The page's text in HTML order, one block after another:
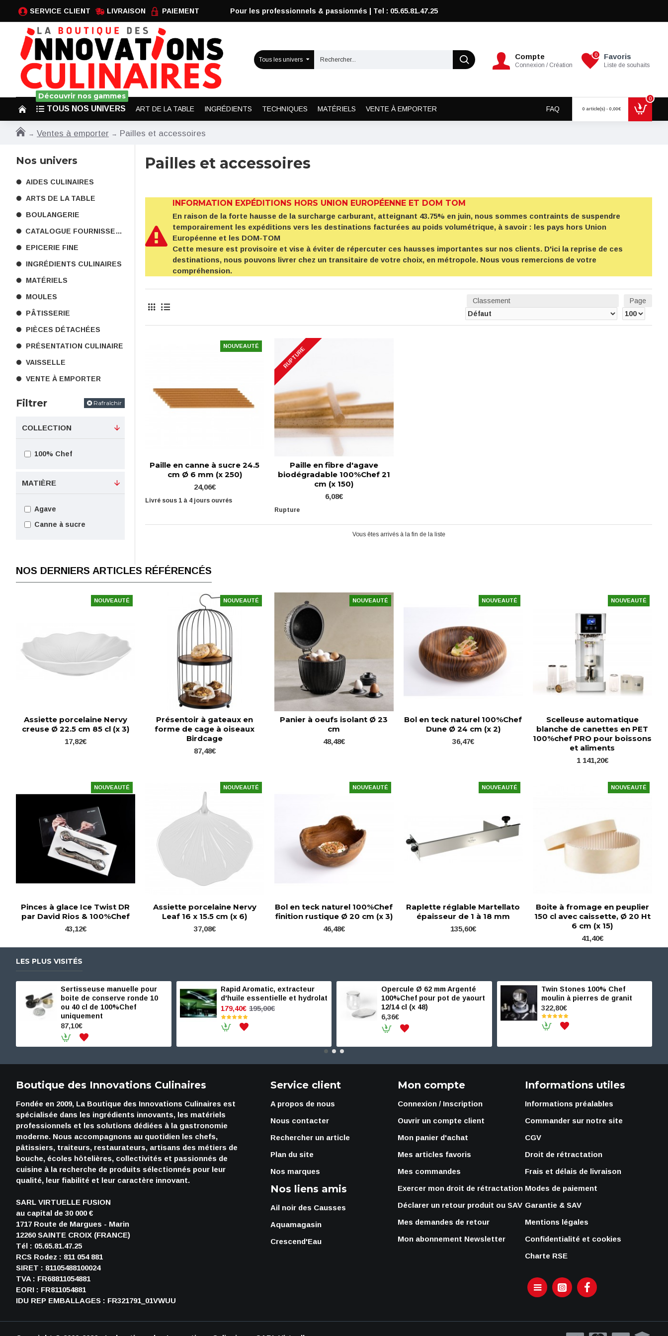
SERVICE CLIENT LIVRAISON PAIEMENT Pour les professionnels & passionnés | Tel : 05.65.81.47.25
Tous les univers Compte
Connexion / Création
Favoris
Liste de souhaits
0
TOUS NOS UNIVERS
Découvrir nos gammes
ART DE LA TABLE INGRÉDIENTS TECHNIQUES MATÉRIELS VENTE À EMPORTER FAQ 0 article(s) - 0,00€
0
Ventes à emporter Pailles et accessoires
Nos univers
AIDES CULINAIRES
ARTS DE LA TABLE
BOULANGERIE
CATALOGUE FOURNISSEURS
EPICERIE FINE
INGRÉDIENTS CULINAIRES
MATÉRIELS
MOULES
PÂTISSERIE
PIÈCES DÉTACHÉES
PRÉSENTATION CULINAIRE
VAISSELLE
VENTE À EMPORTER
Filtrer Rafraîchir
COLLECTION
100% Chef
MATIÈRE
Agave
Canne à sucre
Pailles et accessoires
INFORMATION EXPÉDITIONS HORS UNION EUROPÉENNE ET DOM TOM
En raison de la forte hausse de la surcharge carburant, atteignant 43.75% en juin, nous sommes contraints de suspendre
temporairement les expéditions vers les destinations facturées au poids volumétrique, à savoir : les pays hors Union
Européenne et les DOM-TOM
Cette mesure est provisoire et vise à éviter de répercuter ces hausses importantes sur nos clients. D'ici la reprise de ces
destinations, nous pouvons livrer chez un transitaire de votre choix, en métropole. Nous vous remercions de votre
compréhension.
Classement Page
NOUVEAUTÉ
Paille en canne à sucre 24.5
cm Ø 6 mm (x 250)
24,06€
Livré sous 1 à 4 jours ouvrés
RUPTURE
Paille en fibre d'agave
biodégradable 100%Chef 21
cm (x 150)
6,08€
Rupture
Vous êtes arrivés à la fin de la liste
NOS DERNIERS ARTICLES RÉFÉRENCÉS
NOUVEAUTÉ
Assiette porcelaine Nervy
creuse Ø 22.5 cm 85 cl (x 3)
17,82€
NOUVEAUTÉ
Présentoir à gateaux en
forme de cage à oiseaux
Birdcage
87,48€
NOUVEAUTÉ
Panier à oeufs isolant Ø 23
cm
48,48€
NOUVEAUTÉ
Bol en teck naturel 100%Chef
Dune Ø 24 cm (x 2)
36,47€
NOUVEAUTÉ
Scelleuse automatique
blanche de canettes en PET
100%chef PRO pour boissons
et aliments
1 141,20€
NOUVEAUTÉ
Pinces à glace Ice Twist DR
par David Rios & 100%Chef
43,12€
NOUVEAUTÉ
Assiette porcelaine Nervy
Leaf 16 x 15.5 cm (x 6)
37,08€
NOUVEAUTÉ
Bol en teck naturel 100%Chef
finition rustique Ø 20 cm (x 3)
46,48€
NOUVEAUTÉ
Raplette réglable Martellato
épaisseur de 1 à 18 mm
135,60€
NOUVEAUTÉ
Boite à fromage en peuplier
150 cl avec caissette, Ø 20 Ht
6 cm (x 15)
41,40€
LES PLUS VISITÉS
Sertisseuse manuelle pour
boite de conserve ronde 10
ou 40 cl de 100%Chef
uniquement
87,10€
Rapid Aromatic, extracteur
d'huile essentielle et hydrolat
179,40€ 195,00€
Opercule Ø 62 mm Argenté
100%Chef pour pot de yaourt
12/14 cl (x 48)
6,36€
Twin Stones 100% Chef
moulin à pierres de granit
322,80€
Boutique des Innovations Culinaires
Fondée en 2009, La Boutique des Innovations Culinaires est
spécialisée dans les ingrédients innovants, les matériels
professionnels et les solutions dédiées à la gastronomie
moderne. Nous accompagnons au quotidien les chefs,
pâtissiers, traiteurs, restaurateurs, artisans des métiers de
bouche, écoles hôtelières, collectivités et passionnés de
cuisine à la recherche de produits sélectionnés pour leur
qualité, leur fiabilité et leur caractère innovant.
SARL VIRTUELLE FUSION
au capital de 30 000 €
1717 Route de Margues - Marin
12260 SAINTE CROIX (FRANCE)
Tél : 05.65.81.47.25
RCS Rodez : 811 054 881
SIRET : 81105488100024
TVA : FR68811054881
EORI : FR811054881
IDU REP EMBALLAGES : FR321791_01VWUU
Service client
A propos de nous
Nous contacter
Rechercher un article
Plan du site
Nos marques
Nos liens amis
Ail noir des Causses
Aquamagasin
Crescend'Eau
Mon compte
Connexion / Inscription
Ouvrir un compte client
Mon panier d'achat
Mes articles favoris
Mes commandes
Exercer mon droit de rétractation
Déclarer un retour produit ou SAV
Mes demandes de retour
Mon abonnement Newsletter
Informations utiles
Informations préalables
Commander sur notre site
CGV
Droit de rétractation
Frais et délais de livraison
Modes de paiement
Garantie & SAV
Mentions légales
Confidentialité et cookies
Charte RSE